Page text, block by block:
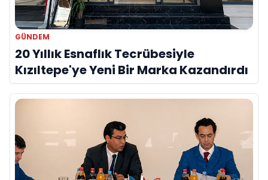
GÜNDEM
20 Yıllık Esnaflık Tecrübesiyle
Kızıltepe'ye Yeni Bir Marka Kazandırdı